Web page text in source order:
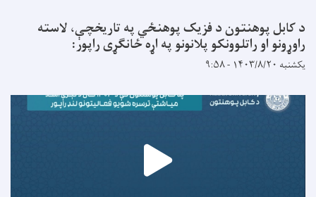
د کابل پوهنتون د فزیک پوهنځي په تاریخچې، لاسته
راوړونو او راتلوونکو پلانونو په اړه ځانګړی راپور:
یکشنبه ۱۴۰۳/۸/۲۰ - ۹:۵۸